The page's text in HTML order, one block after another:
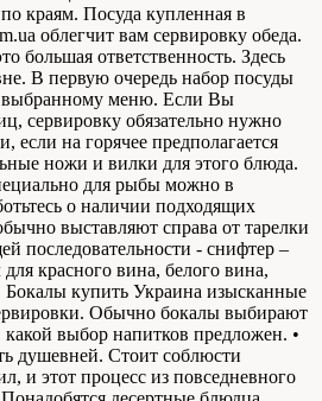
краям. Посуда купленная в
облегчит вам сервировку обеда.
большая ответственность. Здесь
В первую очередь набор посуды
выбранному меню. Если Вы
сервировку обязательно нужно
если на горячее предполагается
ножи и вилки для этого блюда.
для рыбы можно в
о наличии подходящих
выставляют справа от тарелки
последовательности - снифтер –
красного вина, белого вина,
купить Украина изысканные
Обычно бокалы выбирают
какой выбор напитков предложен. •
душевней. Стоит соблюсти
и этот процесс из повседневного